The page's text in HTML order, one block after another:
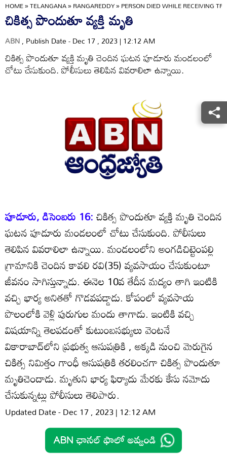
HOME»TELANGANA»RANGAREDDY»PERSON DIED WHILE RECEIVING
చికిత్స పొందుతూ వ్యక్తి మృతి
ABN, Publish Date - Dec 17 , 2023 | 12:12 AM
చికిత్స పొందుతూ వ్యక్తి మృతి చెందిన ఘటన పూడూరు మండలంలో
చోటు చేసుకుంది. పోలీసులు తెలిపిన వివరాలిలా ఉన్నాయి.
పూడూరు, డిసెంబరు 16:చికిత్స పొందుతూ వ్యక్తి మృతి చెందిన
ఘటన పూడూరు మండలంలో చోటు చేసుకుంది. పోలీసులు
తెలిపిన వివరాలిలా ఉన్నాయి. మండలంలోని అంగడిచిట్టెంపల్లి
గ్రామానికి చెందిన కావలి రవి(35) వ్యవసాయం చేసుకుంటూ
జీవనం సాగిస్తున్నాడు. ఈనెల 10వ తేదీన మద్యం తాగి ఇంటికి
వచ్చి భార్య అనితతో గొడవపడ్డాడు. కోపంలో వ్యవసాయ
పొలంలోకి వెళ్లి పురుగుల మందు తాగాడు. ఇంటికి వచ్చి
విషయాన్ని తెలపడంతో కుటుంబసభ్యులు వెంటనే
వికారాబాద్‌లోని ప్రభుత్వ ఆసుపత్రికి , అక్కడి నుంచి మెరుగైన
చికిత్స నిమిత్తం గాంధీ ఆసుపత్రికి తరలించగా చికిత్స పొందుతూ
మృతిచెందాడు. మృతుని భార్య ఫిర్యాదు మేరకు కేసు నమోదు
చేసుకున్నట్లు పోలీసులు తెలిపారు.
Updated Date - Dec 17 , 2023 | 12:12 AM